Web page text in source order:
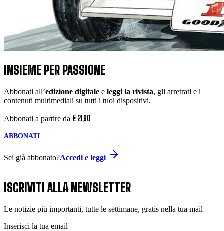
INSIEME PER PASSIONE
Abbonati all’edizione digitale e leggi la rivista, gli arretrati e i
contenuti multimediali su tutti i tuoi dispositivi.
Abbonati a partire da € 21,90
ABBONATI
Sei già abbonato?Accedi e leggi
ISCRIVITI ALLA NEWSLETTER
Le notizie più importanti, tutte le settimane, gratis nella tua mail
Inserisci la tua email